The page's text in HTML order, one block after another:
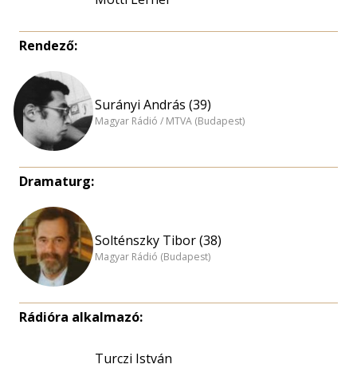
Rendező:
Surányi András (39)
Magyar Rádió / MTVA (Budapest)
Dramaturg:
Solténszky Tibor (38)
Magyar Rádió (Budapest)
Rádióra alkalmazó:
Turczi István